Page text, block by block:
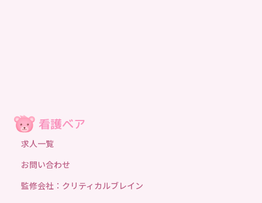
求人一覧
お問い合わせ
監修会社：クリティカルブレイン